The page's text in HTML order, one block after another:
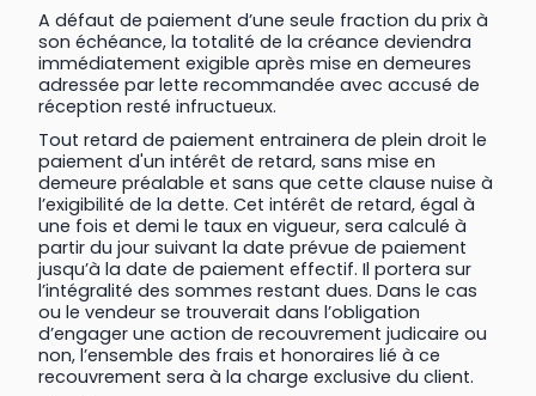
A défaut de paiement d’une seule fraction du prix à
son échéance, la totalité de la créance deviendra
immédiatement exigible après mise en demeures
adressée par lette recommandée avec accusé de
réception resté infructueux.
Tout retard de paiement entrainera de plein droit le
paiement d'un intérêt de retard, sans mise en
demeure préalable et sans que cette clause nuise à
l’exigibilité de la dette. Cet intérêt de retard, égal à
une fois et demi le taux en vigueur, sera calculé à
partir du jour suivant la date prévue de paiement
jusqu’à la date de paiement effectif. Il portera sur
l’intégralité des sommes restant dues. Dans le cas
ou le vendeur se trouverait dans l’obligation
d’engager une action de recouvrement judicaire ou
non, l’ensemble des frais et honoraires lié à ce
recouvrement sera à la charge exclusive du client.